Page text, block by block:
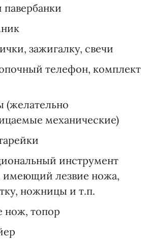
зажигалку, свечи
телефон, комплект
(желательно
механические)
инструмент
имеющий лезвие ножа,
ножницы и т.п.
нож, топор